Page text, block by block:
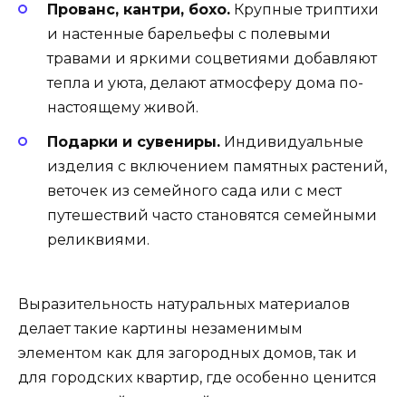
Прованс, кантри, бохо. Крупные триптихи
и настенные барельефы с полевыми
травами и яркими соцветиями добавляют
тепла и уюта, делают атмосферу дома по-
настоящему живой.
Подарки и сувениры. Индивидуальные
изделия с включением памятных растений,
веточек из семейного сада или с мест
путешествий часто становятся семейными
реликвиями.
Выразительность натуральных материалов
делает такие картины незаменимым
элементом как для загородных домов, так и
для городских квартир, где особенно ценится